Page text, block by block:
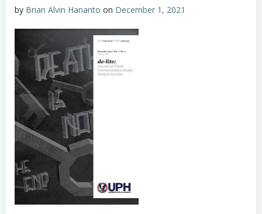
by Brian Alvin Hananto on December 1, 2021